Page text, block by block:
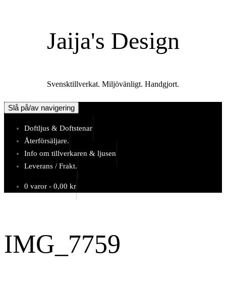
Jaija's Design
Svensktillverkat. Miljövänligt. Handgjort.
Slå på/av navigering
Doftljus & Doftstenar
Återförsäljare.
Info om tillverkaren & ljusen
Leverans / Frakt.
0 varor - 0,00 kr
IMG_7759